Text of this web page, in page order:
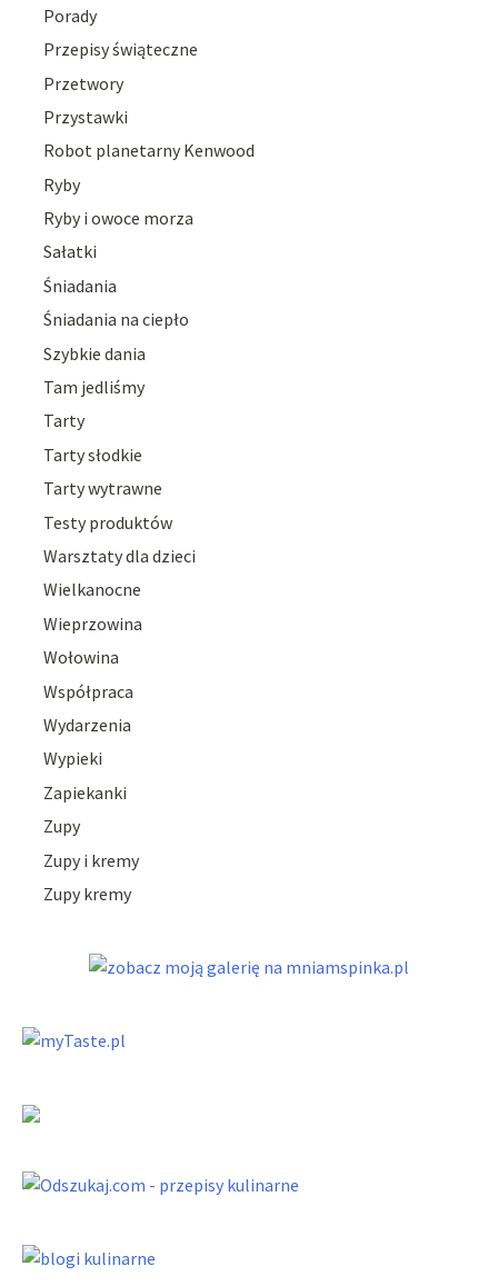
Porady
Przepisy świąteczne
Przetwory
Przystawki
Robot planetarny Kenwood
Ryby
Ryby i owoce morza
Sałatki
Śniadania
Śniadania na ciepło
Szybkie dania
Tam jedliśmy
Tarty
Tarty słodkie
Tarty wytrawne
Testy produktów
Warsztaty dla dzieci
Wielkanocne
Wieprzowina
Wołowina
Współpraca
Wydarzenia
Wypieki
Zapiekanki
Zupy
Zupy i kremy
Zupy kremy